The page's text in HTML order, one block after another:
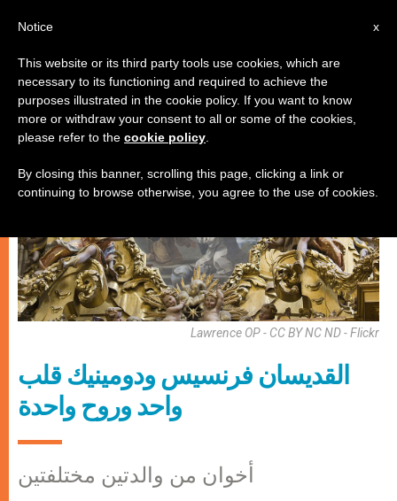
شهادات
Lawrence OP - CC BY NC ND - Flickr
القديسان فرنسيس ودومينيك قلب
واحد وروح واحدة
أخوان من والدتين مختلفتين
x
Notice
This website or its third party tools use cookies, which are
necessary to its functioning and required to achieve the
purposes illustrated in the cookie policy. If you want to know
more or withdraw your consent to all or some of the cookies,
please refer to the cookie policy
By closing this banner, scrolling this page, clicking a link or
continuing to browse otherwise, you agree to the use of cookies.